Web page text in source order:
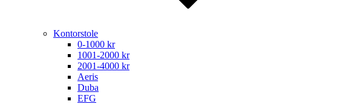
Kontorstole
0-1000 kr
1001-2000 kr
2001-4000 kr
Aeris
Duba
EFG